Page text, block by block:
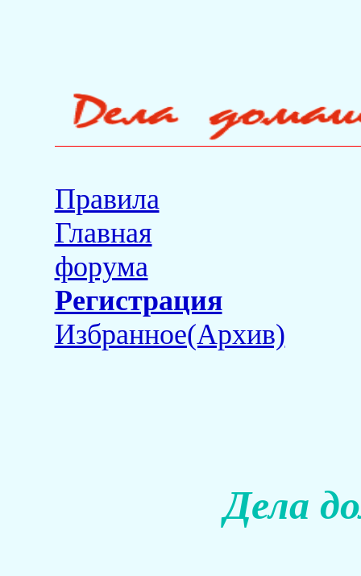
Правила
Главная
форума
Регистрация
Избранное(Архив)
Дела